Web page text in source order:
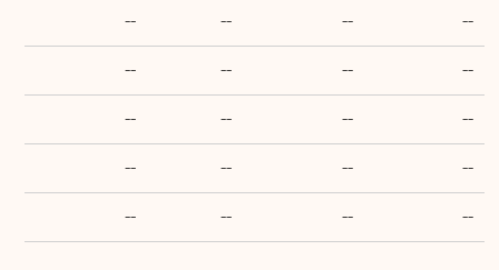
--
--
--
--
--
--
--
--
--
--
--
--
--
--
--
--
--
--
--
--